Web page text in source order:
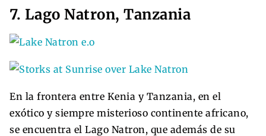
7. Lago Natron, Tanzania
En la frontera entre Kenia y Tanzania, en el
exótico y siempre misterioso continente africano,
se encuentra el Lago Natron, que además de su